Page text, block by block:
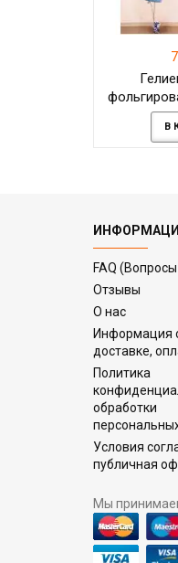
на
В
FAQ
Отзывы
О нас
Информация
доставке,
Политика
обработки
Условия
публичная
Мы